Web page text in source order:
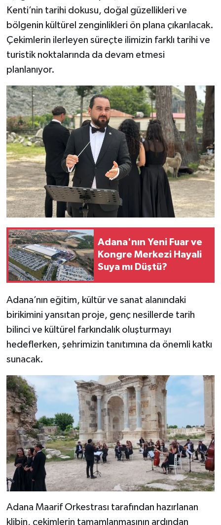
Kenti’nin tarihi dokusu, doğal güzellikleri ve
bölgenin kültürel zenginlikleri ön plana çıkarılacak.
Çekimlerin ilerleyen süreçte ilimizin farklı tarihi ve
turistik noktalarında da devam etmesi
planlanıyor.
Adana'nın Yeni Fuar ve
Kongre Merkezi Hayali
Suya mı Düştü?
Adana’nın eğitim, kültür ve sanat alanındaki
birikimini yansıtan proje, genç nesillerde tarih
bilinci ve kültürel farkındalık oluşturmayı
hedeflerken, şehrimizin tanıtımına da önemli katkı
sunacak.
Adana Maarif Orkestrası tarafından hazırlanan
klibin, çekimlerin tamamlanmasının ardından